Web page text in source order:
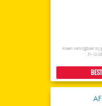
Alleen verkrijgbaar bij
31-12-